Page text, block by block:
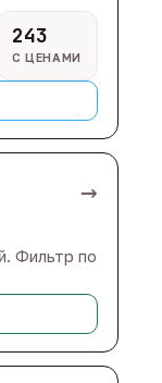
243
С ЦЕНАМИ
→
Фильтр по